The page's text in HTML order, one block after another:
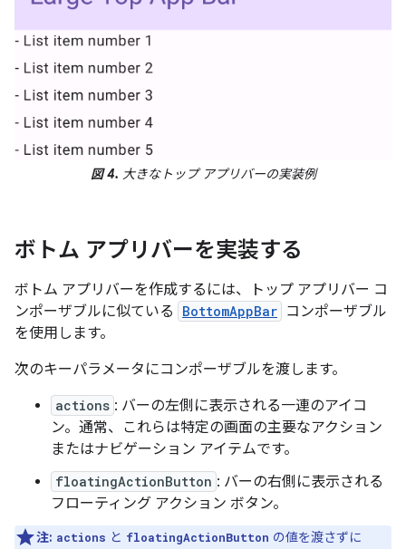
図 4. 大きなトップ アプリバーの実装例
ボトム アプリバーを実装する
ボトム アプリバーを作成するには、トップ アプリバー コ
ンポーザブルに似ている
BottomAppBar コンポーザブル
を使用します。
次のキーパラメータにコンポーザブルを渡します。
actions : バーの左側に表示される一連のアイコ
ン。通常、これらは特定の画面の主要なアクション
またはナビゲーション アイテムです。
floatingActionButton : バーの右側に表示される
フローティング アクション ボタン。
注: actions と floatingActionButton の値を渡さずに